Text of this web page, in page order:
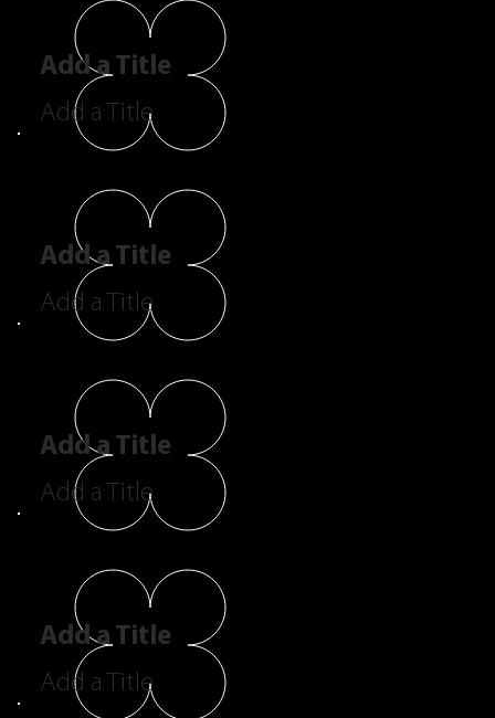
Add a Title
Add a Title
Add a Title
Add a Title
Add a Title
Add a Title
Add a Title
Add a Title